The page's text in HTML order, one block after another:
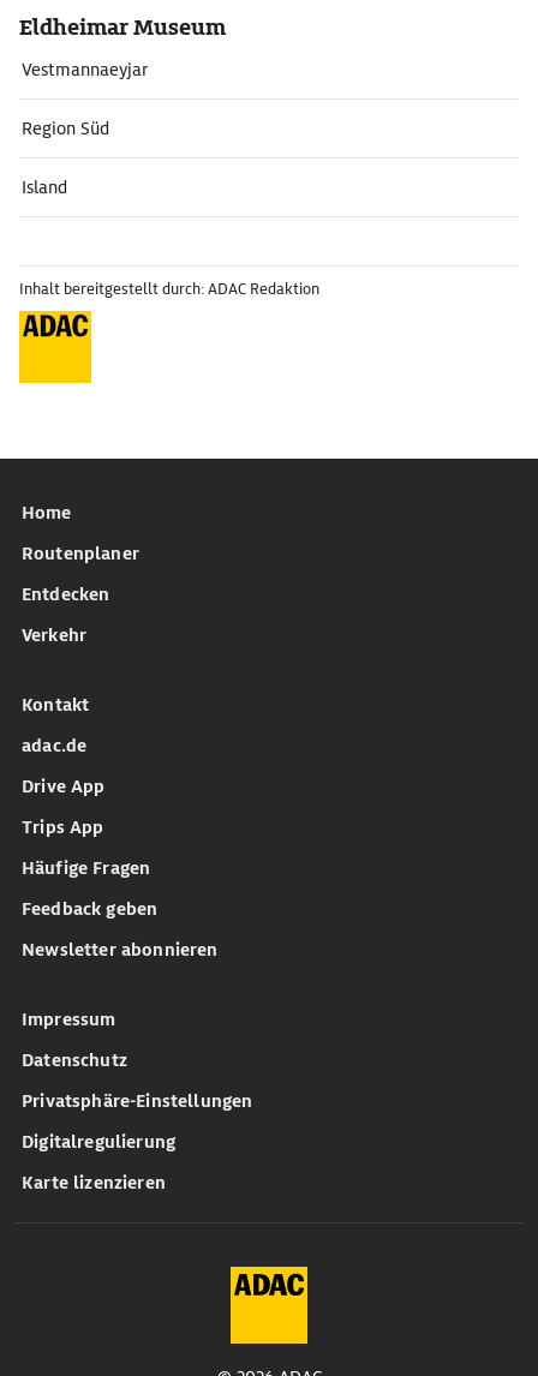
Eldheimar Museum
Vestmannaeyjar
Region Süd
Island
Inhalt bereitgestellt durch: ADAC Redaktion
Home
Routenplaner
Entdecken
Verkehr
Kontakt
adac.de
Drive App
Trips App
Häufige Fragen
Feedback geben
Newsletter abonnieren
Impressum
Datenschutz
Privatsphäre-Einstellungen
Digitalregulierung
Karte lizenzieren